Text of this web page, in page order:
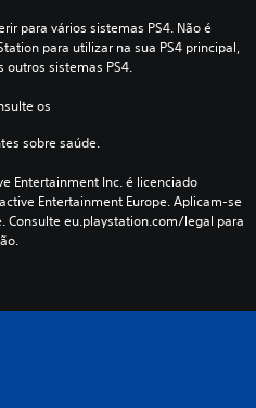
para vários sistemas PS4. Não é
para utilizar na sua PS4 principal,
outros sistemas PS4.
os
sobre saúde.
Entertainment Inc. é licenciado
Entertainment Europe. Aplicam-se
Consulte eu.playstation.com/legal para